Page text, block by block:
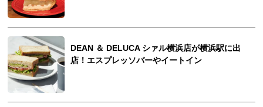
DEAN ＆ DELUCA シァル横浜店が横浜駅に出
店！エスプレッソバーやイートイン